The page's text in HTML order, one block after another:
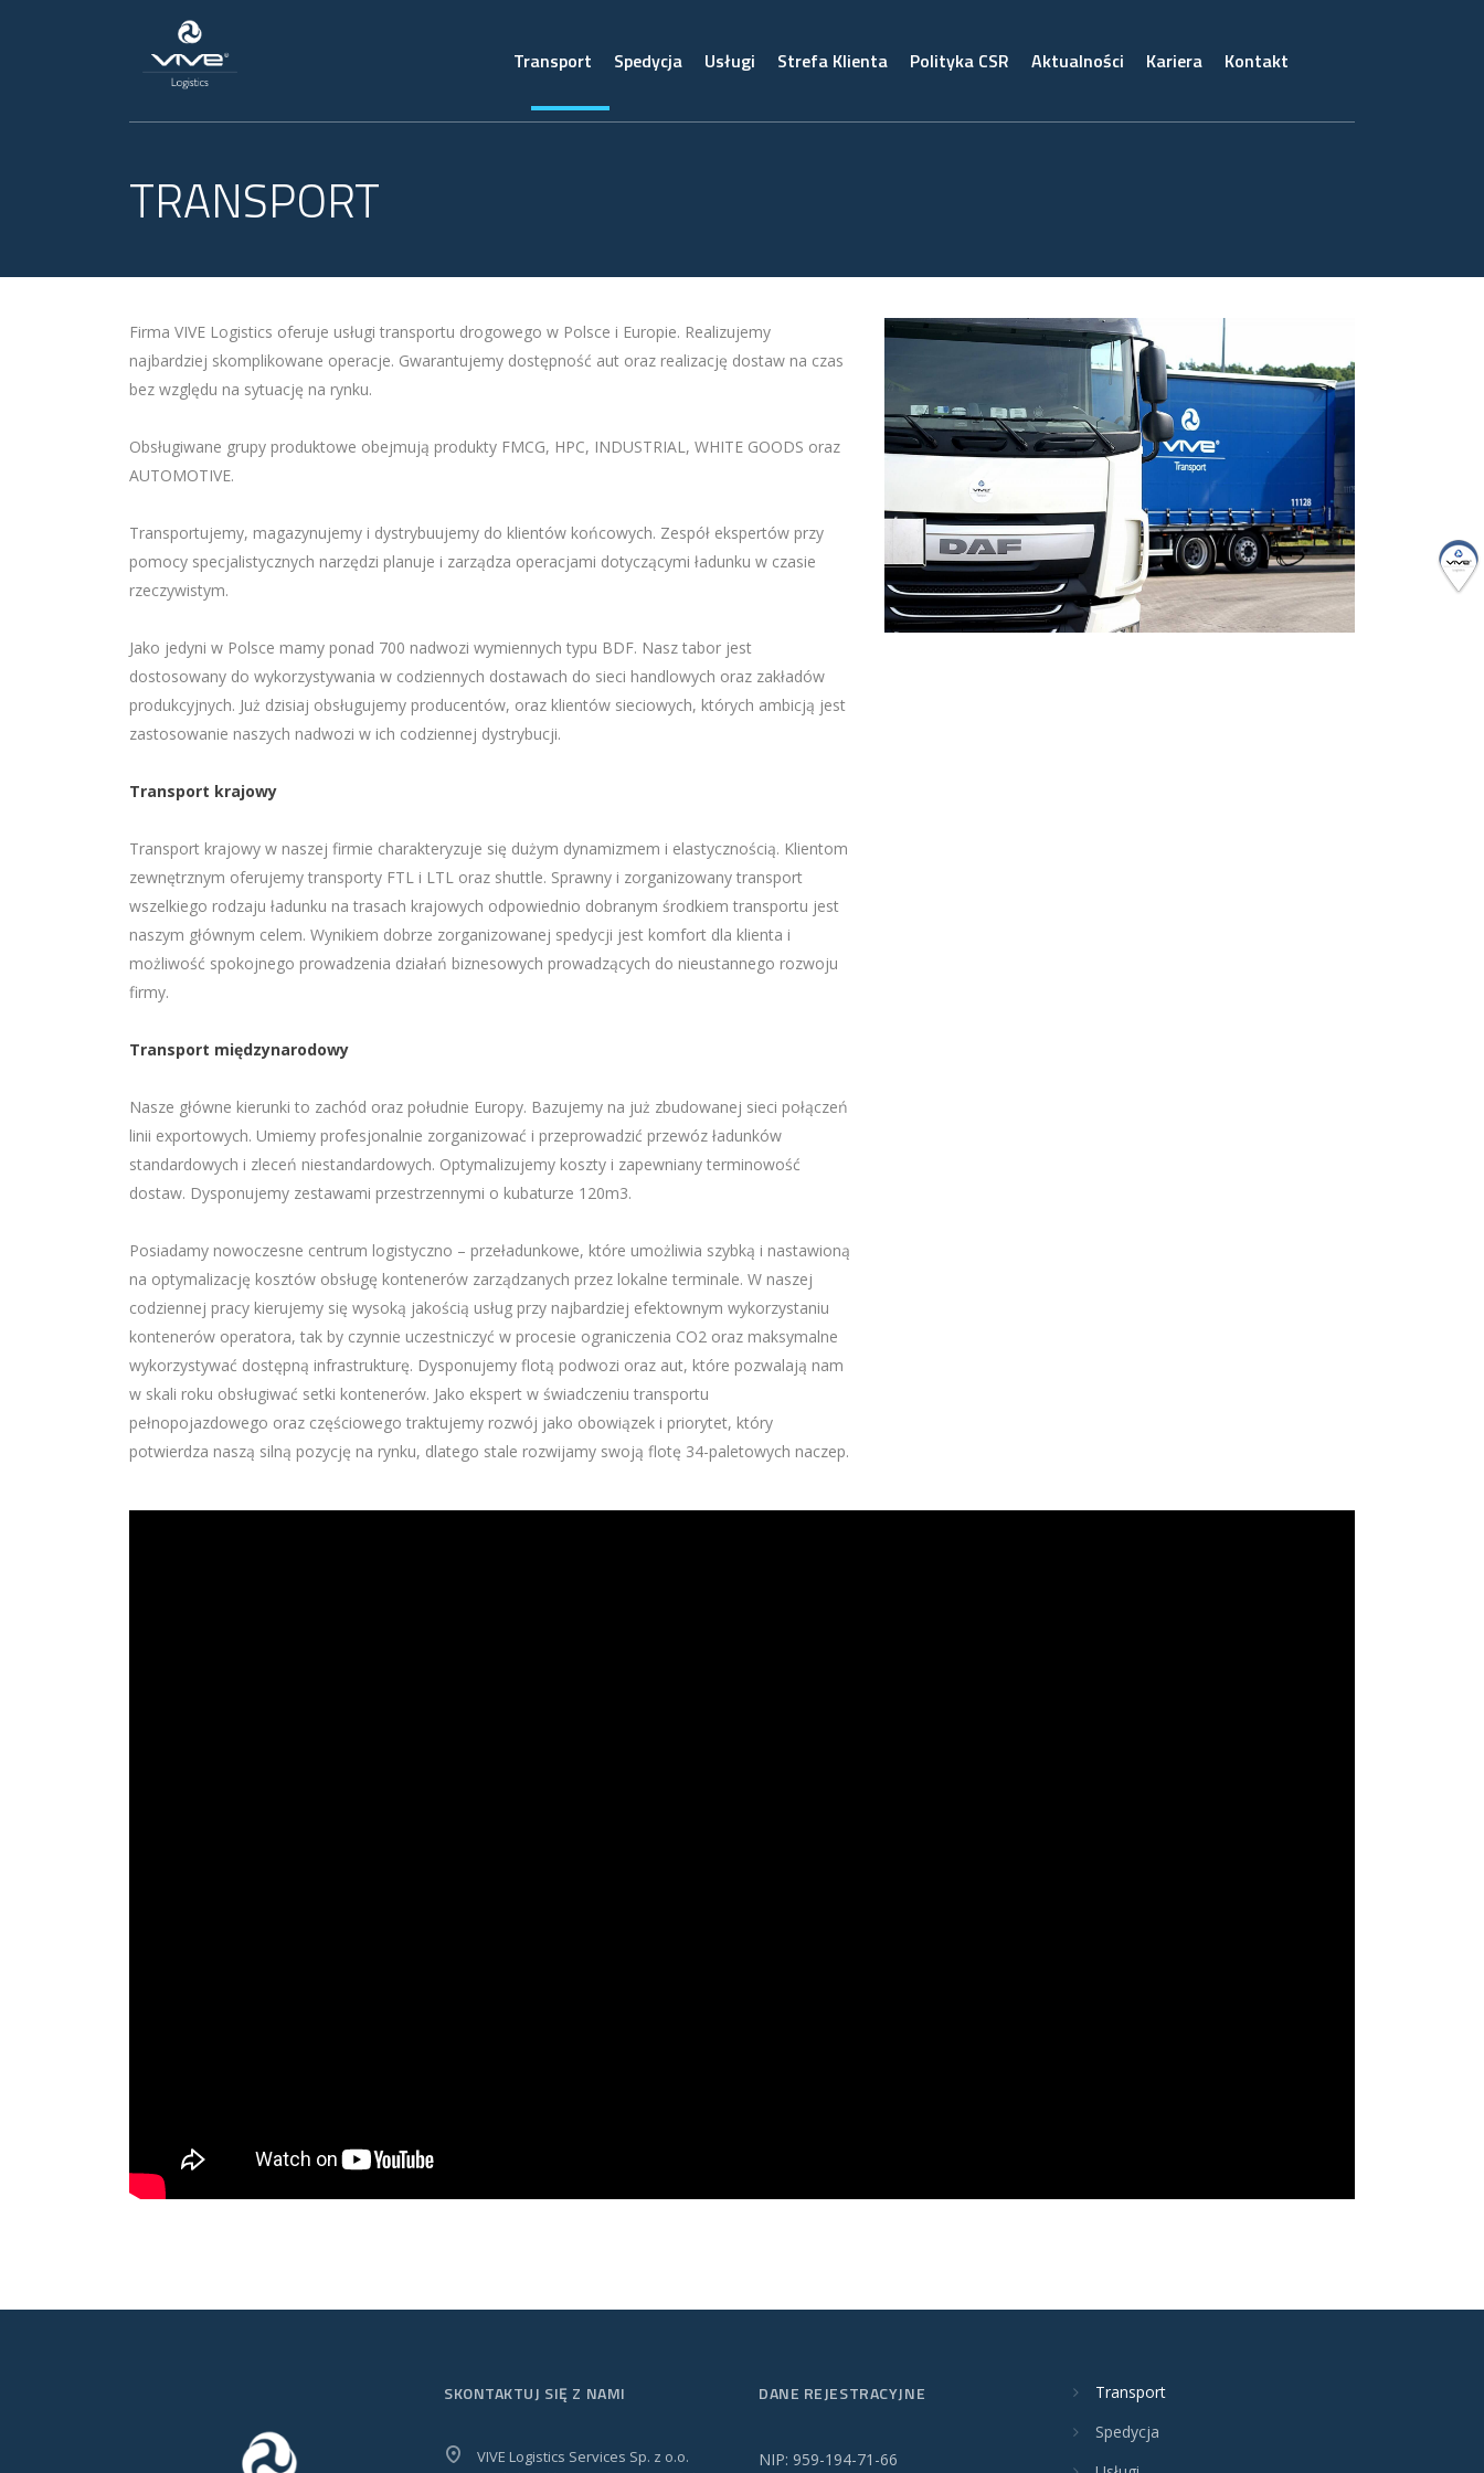
Transport Spedycja Usługi Strefa Klienta Polityka CSR Aktualności Kariera Kontakt
TRANSPORT
Firma VIVE Logistics oferuje usługi transportu drogowego w Polsce i Europie. Realizujemy
najbardziej skomplikowane operacje. Gwarantujemy dostępność aut oraz realizację dostaw na czas
bez względu na sytuację na rynku.
Obsługiwane grupy produktowe obejmują produkty FMCG, HPC, INDUSTRIAL, WHITE GOODS oraz
AUTOMOTIVE.
Transportujemy, magazynujemy i dystrybuujemy do klientów końcowych. Zespół ekspertów przy
pomocy specjalistycznych narzędzi planuje i zarządza operacjami dotyczącymi ładunku w czasie
rzeczywistym.
Jako jedyni w Polsce mamy ponad 700 nadwozi wymiennych typu BDF. Nasz tabor jest
dostosowany do wykorzystywania w codziennych dostawach do sieci handlowych oraz zakładów
produkcyjnych. Już dzisiaj obsługujemy producentów, oraz klientów sieciowych, których ambicją jest
zastosowanie naszych nadwozi w ich codziennej dystrybucji.
Transport krajowy
Transport krajowy w naszej firmie charakteryzuje się dużym dynamizmem i elastycznością. Klientom
zewnętrznym oferujemy transporty FTL i LTL oraz shuttle. Sprawny i zorganizowany transport
wszelkiego rodzaju ładunku na trasach krajowych odpowiednio dobranym środkiem transportu jest
naszym głównym celem. Wynikiem dobrze zorganizowanej spedycji jest komfort dla klienta i
możliwość spokojnego prowadzenia działań biznesowych prowadzących do nieustannego rozwoju
firmy.
Transport międzynarodowy
Nasze główne kierunki to zachód oraz południe Europy. Bazujemy na już zbudowanej sieci połączeń
linii exportowych. Umiemy profesjonalnie zorganizować i przeprowadzić przewóz ładunków
standardowych i zleceń niestandardowych. Optymalizujemy koszty i zapewniany terminowość
dostaw. Dysponujemy zestawami przestrzennymi o kubaturze 120m3.
Posiadamy nowoczesne centrum logistyczno – przeładunkowe, które umożliwia szybką i nastawioną
na optymalizację kosztów obsługę kontenerów zarządzanych przez lokalne terminale. W naszej
codziennej pracy kierujemy się wysoką jakością usług przy najbardziej efektownym wykorzystaniu
kontenerów operatora, tak by czynnie uczestniczyć w procesie ograniczenia CO2 oraz maksymalne
wykorzystywać dostępną infrastrukturę. Dysponujemy flotą podwozi oraz aut, które pozwalają nam
w skali roku obsługiwać setki kontenerów. Jako ekspert w świadczeniu transportu
pełnopojazdowego oraz częściowego traktujemy rozwój jako obowiązek i priorytet, który
potwierdza naszą silną pozycję na rynku, dlatego stale rozwijamy swoją flotę 34-paletowych naczep.
SKONTAKTUJ SIĘ Z NAMI
VIVE Logistics Services Sp. z o.o.
DANE REJESTRACYJNE
NIP: 959-194-71-66
Transport
Spedycja